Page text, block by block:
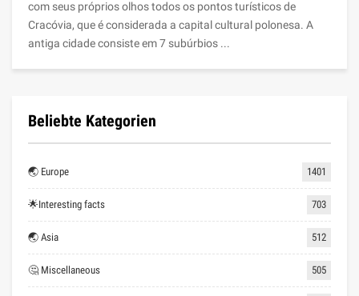
com seus próprios olhos todos os pontos turísticos de
Cracóvia, que é considerada a capital cultural polonesa. A
antiga cidade consiste em 7 subúrbios ...
Beliebte Kategorien
🌏 Europe 1401
🌟Interesting facts 703
🌏 Asia 512
🤔 Miscellaneous 505